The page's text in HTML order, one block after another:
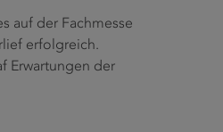
auf der Fachmesse
erfolgreich.
Erwartungen der